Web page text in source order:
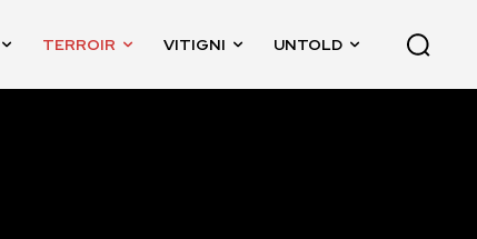
TERROIR VITIGNI UNTOLD